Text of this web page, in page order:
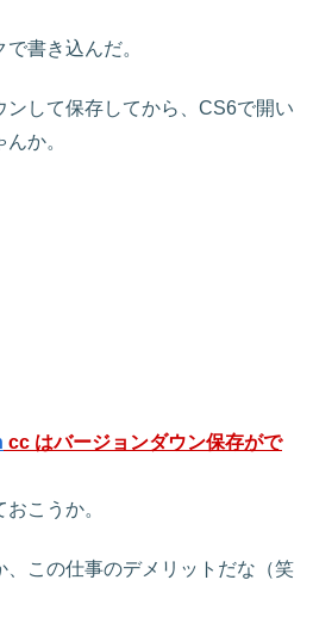
書き込んだ。
ンして保存してから、CS6で開い
か。
cc はバージョンダウン保存がで
こうか。
、この仕事のデメリットだな（笑